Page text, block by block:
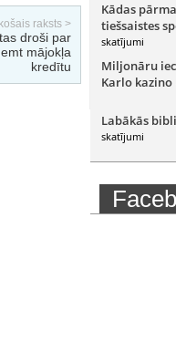
raksts >
droši par
mājokļa
kredītu
Kādas
tiešsaistes
skatījumi
Miljonāru
Karlo kazino
Labākās
skatījumi